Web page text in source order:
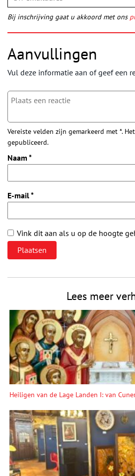
Bij inschrijving gaat u akkoord met ons
Aanvullingen
Vul deze informatie aan of geef een
Vereiste velden zijn gemarkeerd met *.
gepubliceerd.
Naam *
E-mail*
Vink dit aan als u op de hoogte
Lees meer
Heiligen van de Lage Landen I: van